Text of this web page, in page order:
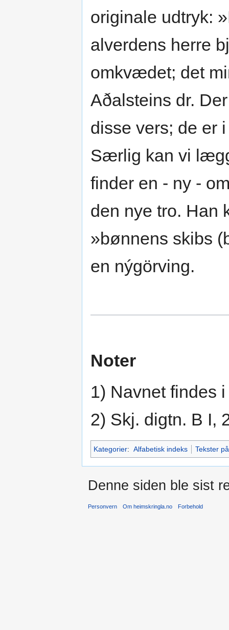
originale udtryk:
alverdens herre
omkvædet; det
Aðalsteins dr.
disse vers; de er
Særlig kan vi
finder en - ny -
den nye tro. Han
»bønnens skibs
en nýgörving.
Noter
1) Navnet findes
2) Skj. digtn. B I,
Kategorier: Alfabetisk indeks Tekster
Denne siden ble sist
Personvern Om heimskringla.no Forbehold